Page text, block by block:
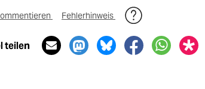
Fehlerhinweis
teilen